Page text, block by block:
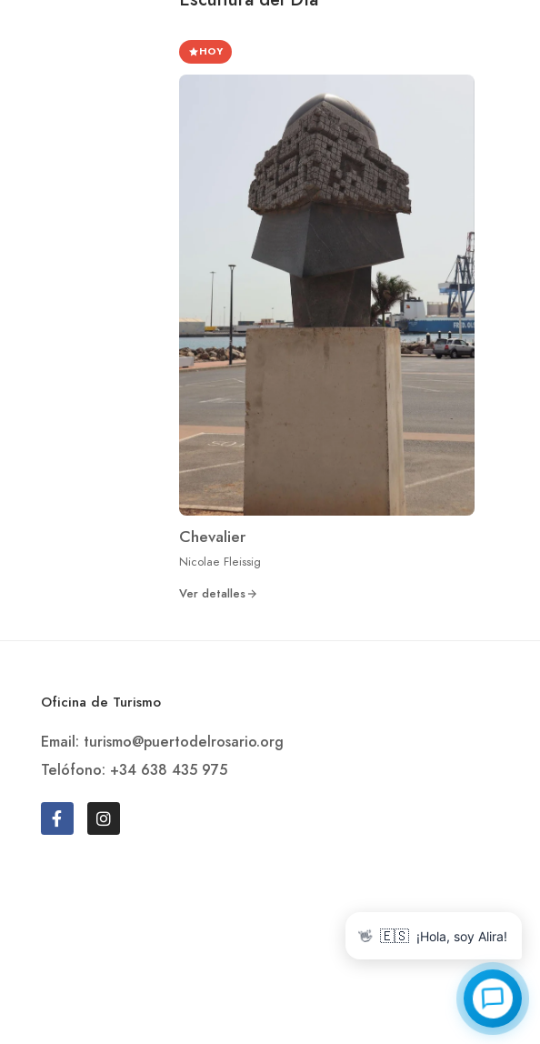
HOY
Chevalier
Nicolae Fleissig
Ver detalles
Oficina de Turismo
Email: turismo@puertodelrosario.org
Telófono: +34 638 435 975
👋 🇪🇸 ¡Hola, soy Alira!